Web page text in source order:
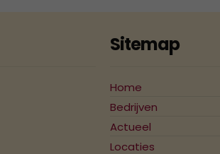
Sitemap
Home
Bedrijven
Actueel
Locaties